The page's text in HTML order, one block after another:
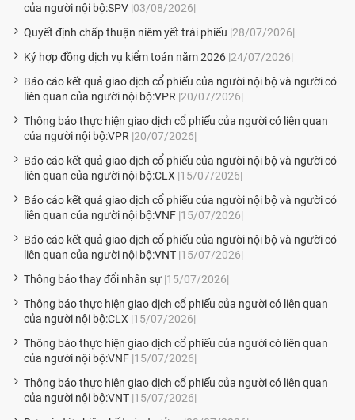
của người nội bộ:SPV |03/08/2026|
Quyết định chấp thuận niêm yết trái phiếu |28/07/2026|
Ký hợp đồng dịch vụ kiểm toán năm 2026 |24/07/2026|
Báo cáo kết quả giao dịch cổ phiếu của người nội bộ và người có
liên quan của người nội bộ:VPR |20/07/2026|
Thông báo thực hiện giao dịch cổ phiếu của người có liên quan
của người nội bộ:VPR |20/07/2026|
Báo cáo kết quả giao dịch cổ phiếu của người nội bộ và người có
liên quan của người nội bộ:CLX |15/07/2026|
Báo cáo kết quả giao dịch cổ phiếu của người nội bộ và người có
liên quan của người nội bộ:VNF |15/07/2026|
Báo cáo kết quả giao dịch cổ phiếu của người nội bộ và người có
liên quan của người nội bộ:VNT |15/07/2026|
Thông báo thay đổi nhân sự |15/07/2026|
Thông báo thực hiện giao dịch cổ phiếu của người có liên quan
của người nội bộ:CLX |15/07/2026|
Thông báo thực hiện giao dịch cổ phiếu của người có liên quan
của người nội bộ:VNF |15/07/2026|
Thông báo thực hiện giao dịch cổ phiếu của người có liên quan
của người nội bộ:VNT |15/07/2026|